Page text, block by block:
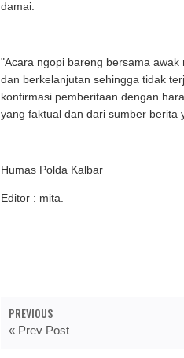
damai.
"Acara ngopi bareng bersama
dan berkelanjutan sehingga tidak
konfirmasi pemberitaan dengan
yang faktual dan dari sumber berita
Humas Polda Kalbar
Editor : mita.
PREVIOUS
« Prev Post